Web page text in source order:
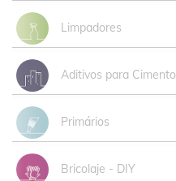
Limpadores
Aditivos para Cimento
Aditivos para Cimento
Primários
Primários
Bricolaje - DIY